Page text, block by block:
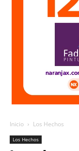
Inicio Los Hechos
Los Hechos